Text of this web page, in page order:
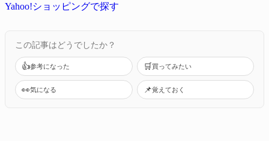
Yahoo!ショッピングで探す
この記事はどうでしたか？
👍参考になった 🛒買ってみたい
👀気になる 📌覚えておく